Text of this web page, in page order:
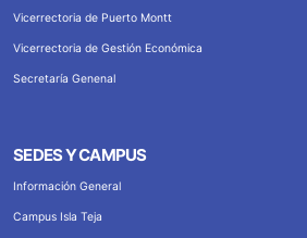
Vicerrectoria de Puerto Montt
Vicerrectoria de Gestión Económica
Secretaría Genenal
SEDES Y CAMPUS
Información General
Campus Isla Teja